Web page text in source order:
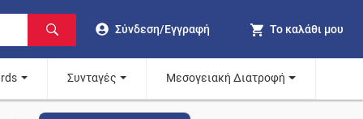
Σύνδεση/Εγγραφή Το καλάθι μου
Συνταγές Μεσογειακή Διατροφή